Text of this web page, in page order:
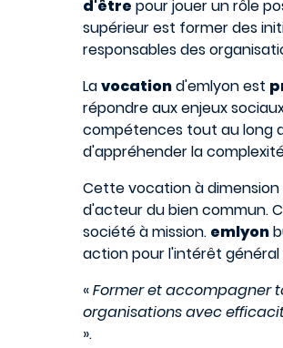
d'être pour jouer un rôle
supérieur est former des
responsables des
Lavocationd'emlyon est
répondre aux enjeux
compétences tout au long
d'appréhender la
Cette vocation à
d'acteur du bien commun.
société à mission. emlyon
action pour l'intérêt général
«Former et accompagner
organisations avec
».